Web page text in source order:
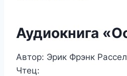
Аудиокнига
Автор: Эрик Фрэнк Рассел
Чтец: